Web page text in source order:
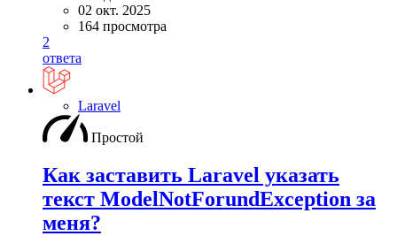
02 окт. 2025
164 просмотра
2
ответа
Laravel
Простой
Как заставить Laravel указать
текст ModelNotForundException за
меня?